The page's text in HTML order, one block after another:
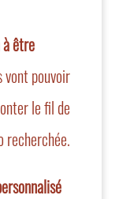
être
vont pouvoir
le fil de
recherchée.